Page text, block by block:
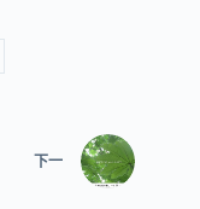
下一